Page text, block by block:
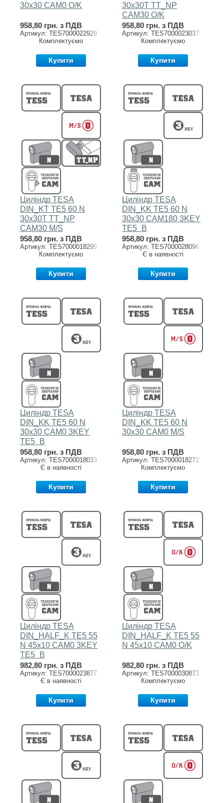
30x30 CAM0 O/K
958,80 грн. з ПДВ
Артикул: TES7000022929
Комплектуємо
Купити
30x30T TT_NP
CAM30 O/K
958,80 грн. з ПДВ
Артикул: TES7000023037
Комплектуємо
Купити
Циліндр TESA
DIN_KT TE5 60 N
30x30T TT_NP
CAM30 M/S
958,80 грн. з ПДВ
Артикул: TES7000018295
Комплектуємо
Купити
Циліндр TESA
DIN_KK TE5 60 N
30x30 CAM180 3KEY
TE5_B
958,80 грн. з ПДВ
Артикул: TES7000028096
Є в наявності
Купити
Циліндр TESA
DIN_KK TE5 60 N
30x30 CAM0 3KEY
TE5_B
958,80 грн. з ПДВ
Артикул: TES7000018033
Є в наявності
Купити
Циліндр TESA
DIN_KK TE5 60 N
30x30 CAM0 M/S
958,80 грн. з ПДВ
Артикул: TES7000018272
Комплектуємо
Купити
Циліндр TESA
DIN_HALF_K TE5 55
N 45x10 CAM0 3KEY
TE5_B
982,80 грн. з ПДВ
Артикул: TES7000023877
Є в наявності
Купити
Циліндр TESA
DIN_HALF_K TE5 55
N 45x10 CAM0 O/K
982,80 грн. з ПДВ
Артикул: TES7000030873
Комплектуємо
Купити